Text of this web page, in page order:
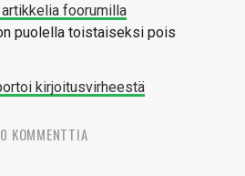
foorumilla
puolella toistaiseksi pois
kirjoitusvirheestä
KOMMENTTIA